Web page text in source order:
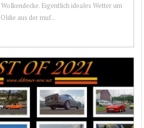
Eigentlich ideales Wetter um
aus der muf...